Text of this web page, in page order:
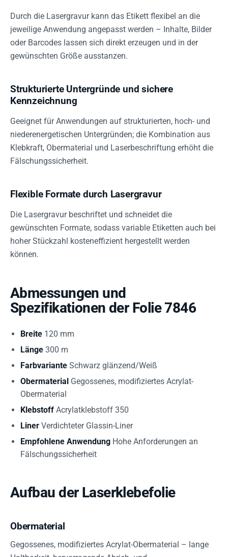
Durch die Lasergravur kann das Etikett flexibel an die
jeweilige Anwendung angepasst werden – Inhalte, Bilder
oder Barcodes lassen sich direkt erzeugen und in der
gewünschten Größe ausstanzen.
Strukturierte Untergründe und sichere
Kennzeichnung
Geeignet für Anwendungen auf strukturierten, hoch- und
niederenergetischen Untergründen; die Kombination aus
Klebkraft, Obermaterial und Laserbeschriftung erhöht die
Fälschungssicherheit.
Flexible Formate durch Lasergravur
Die Lasergravur beschriftet und schneidet die
gewünschten Formate, sodass variable Etiketten auch bei
hoher Stückzahl kosteneffizient hergestellt werden
können.
Abmessungen und
Spezifikationen der Folie 7846
Breite 120 mm
Länge 300 m
Farbvariante Schwarz glänzend/Weiß
Obermaterial Gegossenes, modifiziertes Acrylat-
Obermaterial
Klebstoff Acrylatklebstoff 350
Liner Verdichteter Glassin-Liner
Empfohlene Anwendung Hohe Anforderungen an
Fälschungssicherheit
Aufbau der Laserklebefolie
Obermaterial
Gegossenes, modifiziertes Acrylat-Obermaterial – lange